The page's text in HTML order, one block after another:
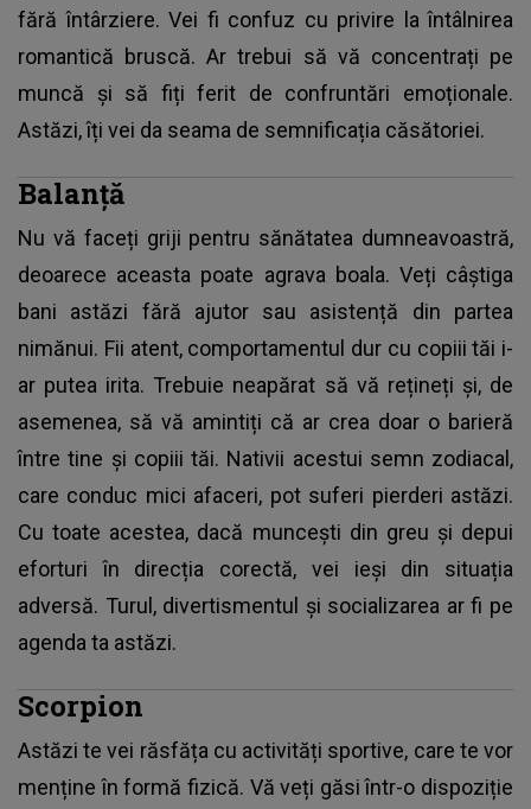
fără întârziere. Vei fi confuz cu privire la întâlnirea
romantică bruscă. Ar trebui să vă concentrați pe
muncă și să fiți ferit de confruntări emoționale.
Astăzi, îți vei da seama de semnificația căsătoriei.
Balanță
Nu vă faceți griji pentru sănătatea dumneavoastră,
deoarece aceasta poate agrava boala. Veți câștiga
bani astăzi fără ajutor sau asistență din partea
nimănui. Fii atent, comportamentul dur cu copiii tăi i-
ar putea irita. Trebuie neapărat să vă rețineți și, de
asemenea, să vă amintiți că ar crea doar o barieră
între tine și copiii tăi. Nativii acestui semn zodiacal,
care conduc mici afaceri, pot suferi pierderi astăzi.
Cu toate acestea, dacă muncești din greu și depui
eforturi în direcția corectă, vei ieși din situația
adversă. Turul, divertismentul și socializarea ar fi pe
agenda ta astăzi.
Scorpion
Astăzi te vei răsfăța cu activități sportive, care te vor
menține în formă fizică. Vă veți găsi într-o dispoziție